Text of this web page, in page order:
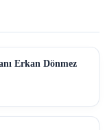
Erkan Dönmez